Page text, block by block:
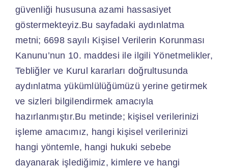
güvenliği hususuna azami hassasiyet
göstermekteyiz.Bu sayfadaki aydınlatma
metni; 6698 sayılı Kişisel Verilerin Korunması
Kanunu’nun 10. maddesi ile ilgili Yönetmelikler,
Tebliğler ve Kurul kararları doğrultusunda
aydınlatma yükümlülüğümüzü yerine getirmek
ve sizleri bilgilendirmek amacıyla
hazırlanmıştır.Bu metinde; kişisel verilerinizi
işleme amacımız, hangi kişisel verilerinizi
hangi yöntemle, hangi hukuki sebebe
dayanarak işlediğimiz, kimlere ve hangi